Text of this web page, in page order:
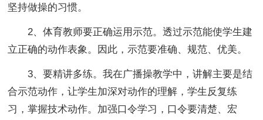
坚持做操的习惯。
2、体育教师要正确运用示范。透过示范能使学生建
立正确的动作表象。因此，示范要准确、规范、优美。
3、要精讲多练。我在广播操教学中，讲解主要是结
合示范动作，让学生加深对动作的理解，学生反复练
习，掌握技术动作。加强口令学习，口令要清楚、宏